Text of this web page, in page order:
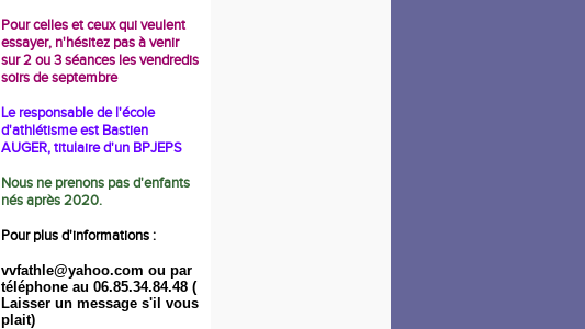
Pour celles et ceux qui veulent
essayer, n'hésitez pas à venir
sur 2 ou 3 séances les vendredis
soirs de septembre
Le responsable de l'école
d'athlétisme est Bastien
AUGER, titulaire d'un BPJEPS
Nous ne prenons pas d'enfants
nés après 2020.
Pour plus d'informations :
vvfathle@yahoo.com ou par
téléphone au 06.85.34.84.48 (
Laisser un message s'il vous
plait)